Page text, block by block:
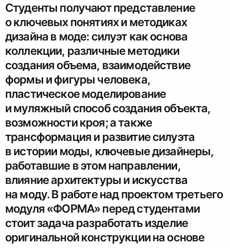
Студенты получают представление
о ключевых понятиях и методиках
дизайна в моде: силуэт как основа
коллекции, различные методики
создания объема, взаимодействие
формы и фигуры человека,
пластическое моделирование
и муляжный способ создания объекта,
возможности кроя; а также
трансформация и развитие силуэта
в истории моды, ключевые дизайнеры,
работавшие в этом направлении,
влияние архитектуры и искусства
на моду. В работе над проектом третьего
модуля «ФОРМА» перед студентами
стоит задача разработать изделие
оригинальной конструкции на основе